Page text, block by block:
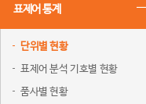
표제어 통계
단위별 현황
표제어 분석 기호별 현황
품사별 현황